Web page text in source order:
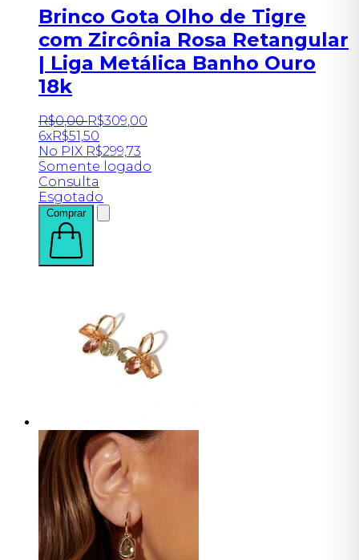
Brinco Gota Olho de Tigre
com Zircônia Rosa Retangular
| Liga Metálica Banho Ouro
18k
R$0,00 R$309,00
6xR$51,50
No PIX R$299,73
Somente logado
Consulta
Esgotado
Comprar